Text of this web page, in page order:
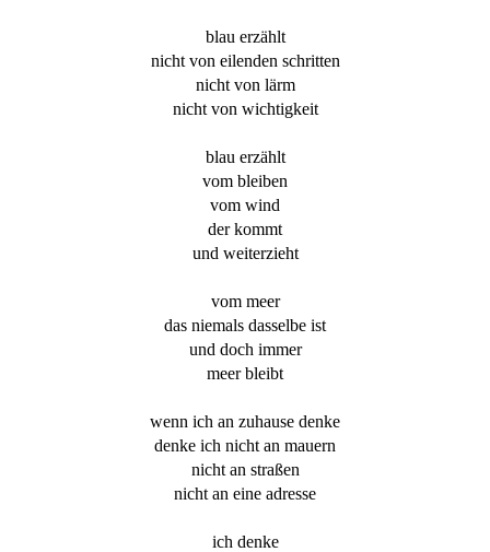
blau erzählt
nicht von eilenden schritten
nicht von lärm
nicht von wichtigkeit
blau erzählt
vom bleiben
vom wind
der kommt
und weiterzieht
vom meer
das niemals dasselbe ist
und doch immer
meer bleibt
wenn ich an zuhause denke
denke ich nicht an mauern
nicht an straßen
nicht an eine adresse
ich denke